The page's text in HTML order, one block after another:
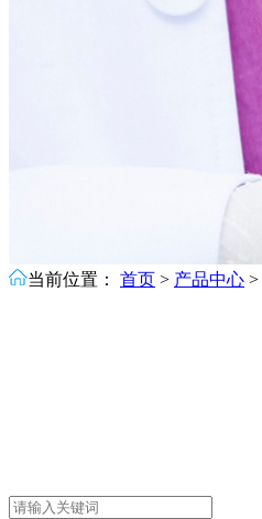
当前位置： 首页 > 产品中心 >